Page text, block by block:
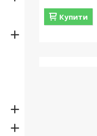
Купити